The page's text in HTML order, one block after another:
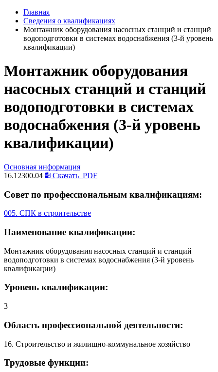
Главная
Сведения о квалификациях
Монтажник оборудования насосных станций и станций
водоподготовки в системах водоснабжения (3-й уровень
квалификации)
Монтажник оборудования
насосных станций и станций
водоподготовки в системах
водоснабжения (3-й уровень
квалификации)
Основная информация
16.12300.04
Скачать PDF
Совет по профессиональным квалификациям:
005. СПК в строительстве
Наименование квалификации:
Монтажник оборудования насосных станций и станций
водоподготовки в системах водоснабжения (3-й уровень
квалификации)
Уровень квалификации:
3
Область профессиональной деятельности:
16. Строительство и жилищно-коммунальное хозяйство
Трудовые функции: